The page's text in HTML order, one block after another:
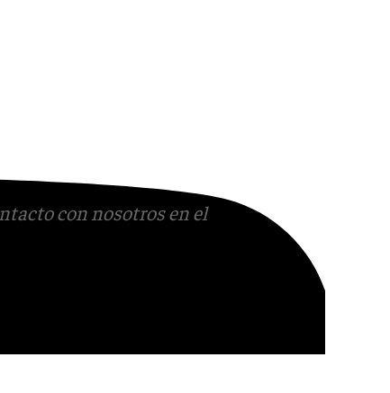
con nosotros en el